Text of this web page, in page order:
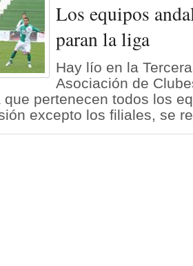
Los equipos
paran la liga
Hay lío en la
Asociación de
pertenecen todos los
excepto los filiales, se